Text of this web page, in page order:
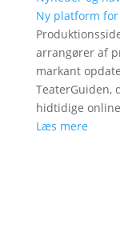
Ny platform
arrangører af
markant
TeaterGuiden,
hidtidige
Læs mere